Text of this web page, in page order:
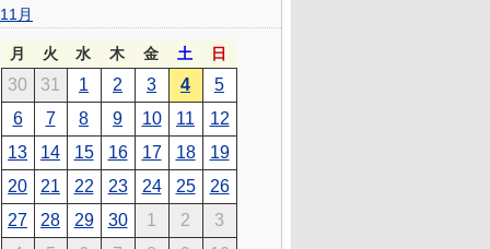
11月
月 火 水 木 金 土 日
30 31 1 2 3 4
5
6
7 8 9 10 11
12
13
14 15 16 17 18
19
20
21 22 23 24 25
26
27
28 29 30 1 2
3